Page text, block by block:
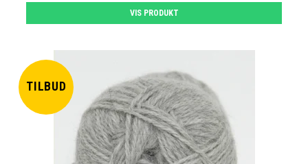
VIS PRODUKT
TILBUD